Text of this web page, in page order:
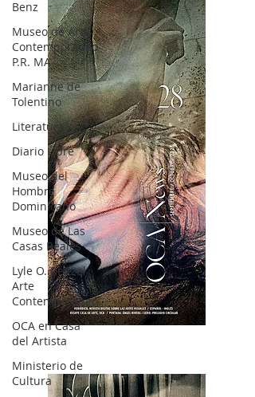
Benz
Museo de Arte
Contemporáneo
P.R. MA
Marianne de
Tolentino
Literatura
Diario Libre
Museo del
Hombre
Dominicano
Museo de Las
Casas Reales
Lyle O. Reitzel
Arte
Contemporáneo
OCA en Casa
del Artista
Ministerio de
Cultura
OCA|News 28 / Julio-Agosto-Septiembre, 2023